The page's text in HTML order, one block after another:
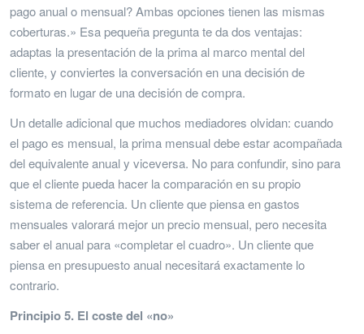
pago anual o mensual? Ambas opciones tienen las mismas
coberturas.» Esa pequeña pregunta te da dos ventajas:
adaptas la presentación de la prima al marco mental del
cliente, y conviertes la conversación en una decisión de
formato en lugar de una decisión de compra.
Un detalle adicional que muchos mediadores olvidan: cuando
el pago es mensual, la prima mensual debe estar acompañada
del equivalente anual y viceversa. No para confundir, sino para
que el cliente pueda hacer la comparación en su propio
sistema de referencia. Un cliente que piensa en gastos
mensuales valorará mejor un precio mensual, pero necesita
saber el anual para «completar el cuadro». Un cliente que
piensa en presupuesto anual necesitará exactamente lo
contrario.
Principio 5. El coste del «no»